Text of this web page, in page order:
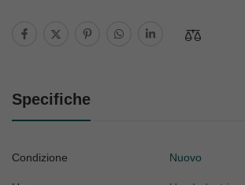
Specifiche
Condizione Nuovo